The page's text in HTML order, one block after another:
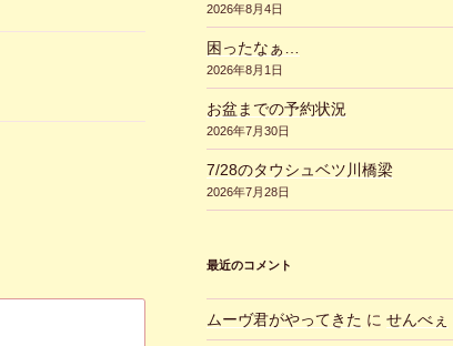
2026年8月4日
困ったなぁ…
2026年8月1日
お盆までの予約状況
2026年7月30日
7/28のタウシュベツ川橋梁
2026年7月28日
最近のコメント
ムーヴ君がやってきた に せんべぇ